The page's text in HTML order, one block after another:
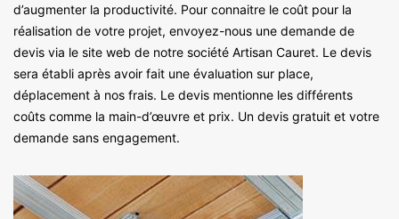
d’augmenter la productivité. Pour connaitre le coût pour la
réalisation de votre projet, envoyez-nous une demande de
devis via le site web de notre société Artisan Cauret. Le devis
sera établi après avoir fait une évaluation sur place,
déplacement à nos frais. Le devis mentionne les différents
coûts comme la main-d’œuvre et prix. Un devis gratuit et votre
demande sans engagement.